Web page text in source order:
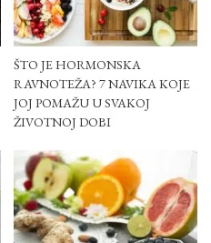
ŠTO JE HORMONSKA
RAVNOTEŽA? 7 NAVIKA KOJE
JOJ POMAŽU U SVAKOJ
ŽIVOTNOJ DOBI